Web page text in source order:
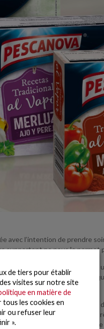
avec l’intention de prendre
supportent ne nous le permet
traditionnelles à la
saine et équilibrée, mais
pour peu de personnes.
d’un plat sain et juteux
très facile, vous aurez un plat
du merlu et
de tiers pour établir
visites sur notre site
en matière de
tous les cookies en
ou refuser leur
».